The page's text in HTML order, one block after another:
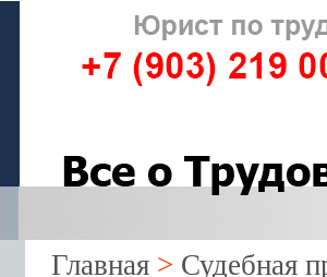
Главная > Судебная